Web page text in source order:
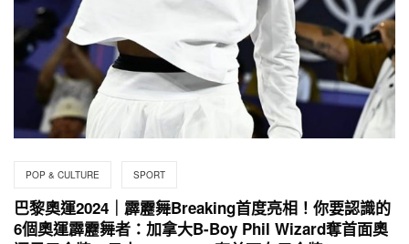
POP & CULTURE SPORT
巴黎奧運2024｜霹靂舞Breaking首度亮相！你要認識的
6個奧運霹靂舞者：加拿大B-Boy Phil Wizard奪首面奧